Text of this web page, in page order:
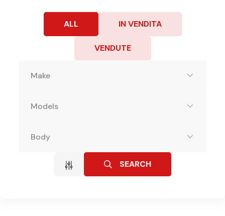
ALL IN VENDITA
VENDUTE
Make
Models
Body
SEARCH